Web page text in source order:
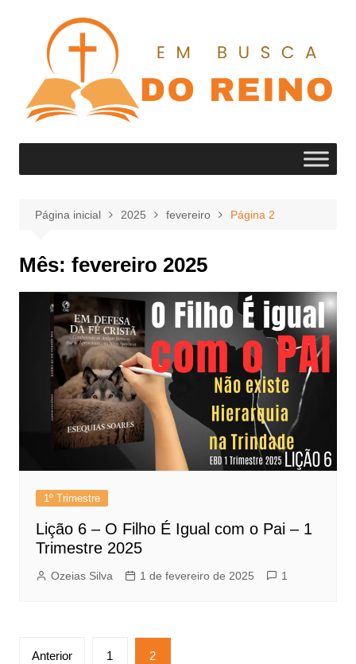
conteúdo
Página inicial 2025 fevereiro Página 2
Mês: fevereiro 2025
1º Trimestre
Lição 6 – O Filho É Igual com o Pai – 1
Trimestre 2025
Ozeias Silva 1 de fevereiro de 2025 1
Paginação
Anterior 1 2